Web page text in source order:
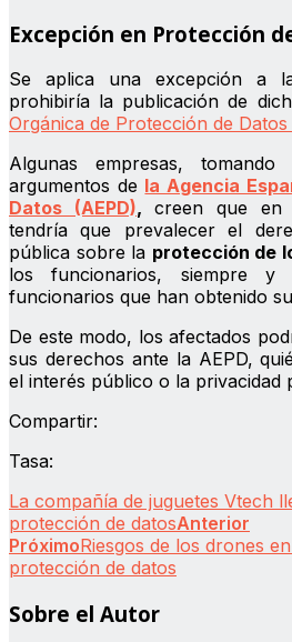
Excepción en Protección
Se aplica una excepción a
prohibiría la publicación de
Orgánica de Protección de
Algunas empresas,
argumentos de la Agencia
Datos (AEPD), creen que en
tendría que prevalecer el
pública sobre la protección de
los funcionarios, siempre
funcionarios que han obtenido
De este modo, los afectados
sus derechos ante la AEPD,
el interés público o la privacidad
Compartir:
Tasa:
La compañía de juguetes Vtech
protección de datosAnterior
PróximoRiesgos de los drones
protección de datos
Sobre el Autor